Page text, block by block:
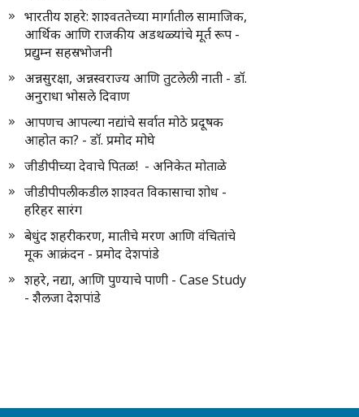
भारतीय शहरे: शाश्वततेच्या मार्गातील सामाजिक,
आर्थिक आणि राजकीय अडथळ्यांचे मूर्त रूप -
प्रद्युम्न सहस्रभोजनी
अन्नसुरक्षा, अन्नस्वराज्य आणि तुटलेली नाती - डॉ.
अनुराधा भोसले दिवाण
आपणच आपल्या नद्यांचे सर्वात मोठे प्रदूषक
आहोत का? - डॉ. प्रमोद मोघे
जीडीपीच्या देवाचे पितळ! - अनिकेत मोताळे
जीडीपीपलीकडील शाश्वत विकासाचा शोध -
हरिहर सारंग
बेधुंद शहरीकरण, मातीचे मरण आणि वंचितांचे
मूक आक्रंदन - प्रमोद देशपांडे
शहरे, नद्या, आणि पुण्याचे पाणी - Case Study
- शैलजा देशपांडे